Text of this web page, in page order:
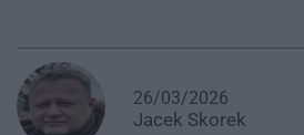
26/03/2026
Jacek Skorek